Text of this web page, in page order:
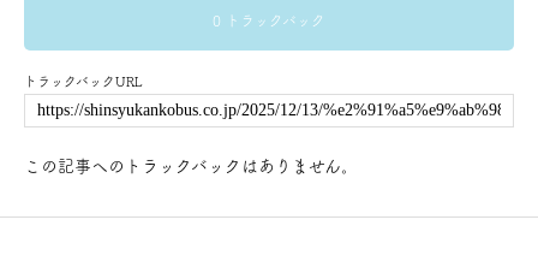
0 トラックバック
トラックバックURL
この記事へのトラックバックはありません。